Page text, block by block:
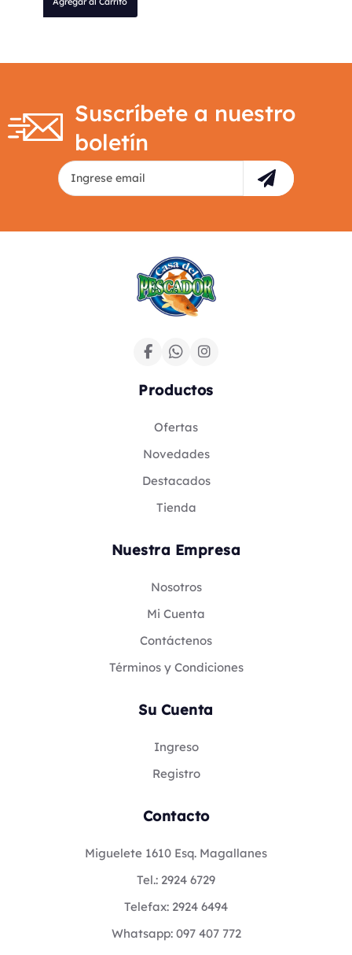
Suscríbete a nuestro
boletín
Productos
Ofertas
Novedades
Destacados
Tienda
Nuestra Empresa
Nosotros
Mi Cuenta
Contáctenos
Términos y Condiciones
Su Cuenta
Ingreso
Registro
Contacto
Miguelete 1610 Esq. Magallanes
Tel.: 2924 6729
Telefax: 2924 6494
Whatsapp: 097 407 772